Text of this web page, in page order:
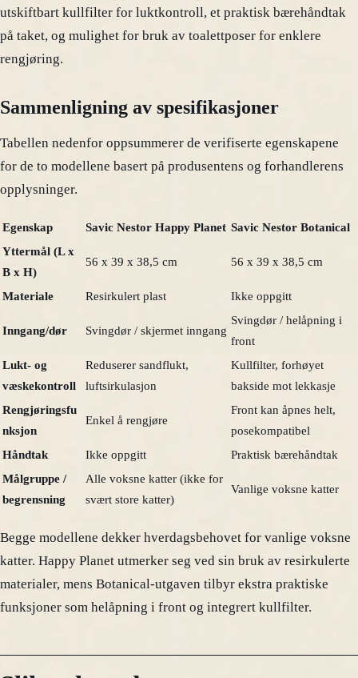
utskiftbart kullfilter for luktkontroll, et praktisk bærehåndtak
på taket, og mulighet for bruk av toalettposer for enklere
rengjøring.
Sammenligning av spesifikasjoner
Tabellen nedenfor oppsummerer de verifiserte egenskapene
for de to modellene basert på produsentens og forhandlerens
opplysninger.
Egenskap Savic Nestor Happy Planet Savic Nestor Botanical
Yttermål (L x
B x H)
56 x 39 x 38,5 cm 56 x 39 x 38,5 cm
Materiale Resirkulert plast Ikke oppgitt
Inngang/dør Svingdør / skjermet inngang
Svingdør / helåpning i
front
Lukt- og
væskekontroll
Reduserer sandflukt,
luftsirkulasjon
Kullfilter, forhøyet
bakside mot lekkasje
Rengjøringsfu
nksjon
Enkel å rengjøre
Front kan åpnes helt,
posekompatibel
Håndtak
Ikke oppgitt
Praktisk bærehåndtak
Målgruppe /
begrensning
Alle voksne katter (ikke for
svært store katter)
Vanlige voksne katter
Begge modellene dekker hverdagsbehovet for vanlige voksne
katter. Happy Planet utmerker seg ved sin bruk av resirkulerte
materialer, mens Botanical-utgaven tilbyr ekstra praktiske
funksjoner som helåpning i front og integrert kullfilter.